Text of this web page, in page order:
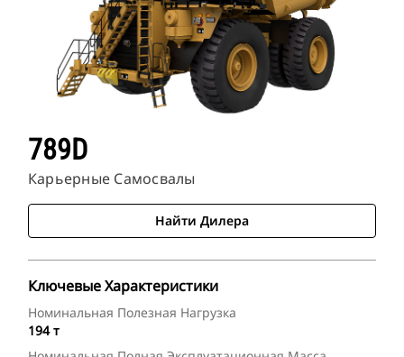
789D
Карьерные Самосвалы
Найти Дилера
Ключевые Характеристики
Номинальная Полезная Нагрузка
194 т